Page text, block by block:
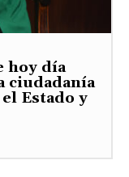
hoy día
ciudadanía
Estado y